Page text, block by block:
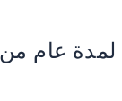
لمدة عام